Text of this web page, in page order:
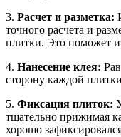
3. Расчет и разметка:
точного расчета и
плитки. Это поможет
4. Нанесение клея:
сторону каждой
5. Фиксация плиток:
тщательно прижимая
хорошо